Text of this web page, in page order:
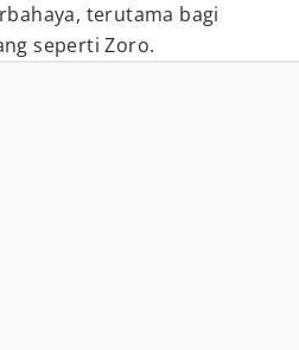
terutama bagi
seperti Zoro.